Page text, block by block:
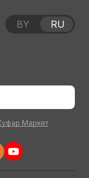
Маркет
BY RU